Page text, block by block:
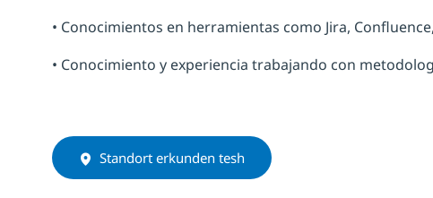
• Conocimientos en herramientas como Jira,
• Conocimiento y experiencia trabajando con
Standort erkunden tesh